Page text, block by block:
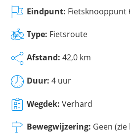
Eindpunt: Fietsknooppunt
Type: Fietsroute
Afstand: 42,0 km
Duur: 4 uur
Wegdek: Verhard
Bewegwijzering: Geen